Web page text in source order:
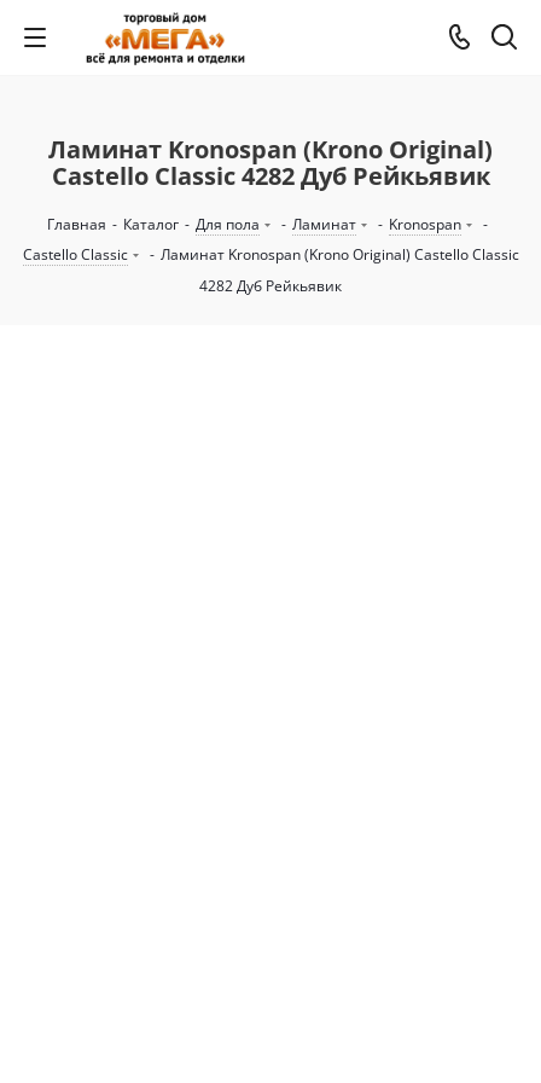
Ламинат Kronospan (Krono Original)
Castello Classic 4282 Дуб Рейкьявик
Главная - Каталог - Для пола - Ламинат - Kronospan
-
Castello Classic
- Ламинат Kronospan (Krono Original) Castello Classic
4282 Дуб Рейкьявик